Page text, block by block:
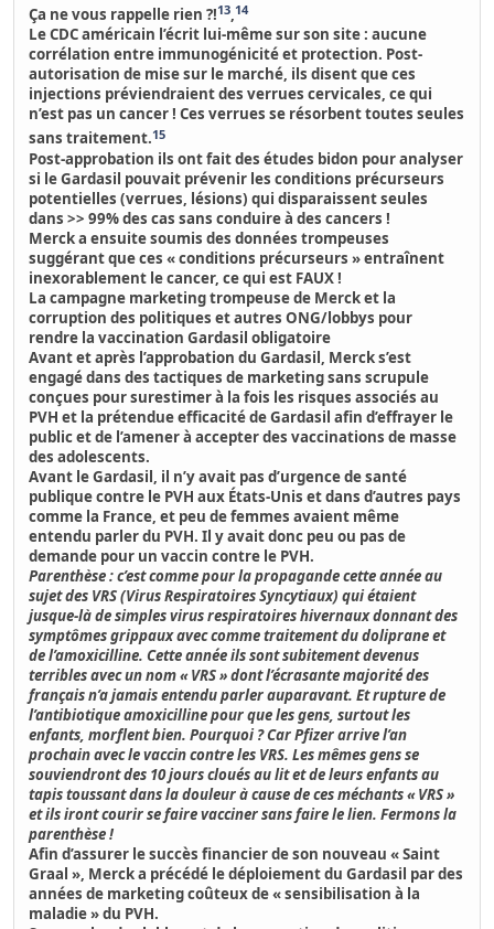
Ça ne vous rappelle rien ?!13,14
Le CDC américain l’écrit lui-même sur son site : aucune
corrélation entre immunogénicité et protection. Post-
autorisation de mise sur le marché, ils disent que ces
injections préviendraient des verrues cervicales, ce qui
n’est pas un cancer ! Ces verrues se résorbent toutes seules
sans traitement.15
Post-approbation ils ont fait des études bidon pour analyser
si le Gardasil pouvait prévenir les conditions précurseurs
potentielles (verrues, lésions) qui disparaissent seules
dans >> 99% des cas sans conduire à des cancers !
Merck a ensuite soumis des données trompeuses
suggérant que ces « conditions précurseurs » entraînent
inexorablement le cancer, ce qui est FAUX !
La campagne marketing trompeuse de Merck et la
corruption des politiques et autres ONG/lobbys pour
rendre la vaccination Gardasil obligatoire
Avant et après l’approbation du Gardasil, Merck s’est
engagé dans des tactiques de marketing sans scrupule
conçues poursurestimer à la fois les risques associés au
PVH et la prétendue efficacité de Gardasil afin d’effrayer le
public et de l’amener à accepter des vaccinations de masse
des adolescents.
Avant le Gardasil, il n’y avait pas d’urgence de santé
publique contre le PVH aux États-Unis et dans d’autres pays
comme la France, et peu de femmes avaient même
entendu parler du PVH. Il y avait donc peu ou pas de
demande pour un vaccin contre le PVH.
Parenthèse : c’est comme pour la propagande cette année au
sujet des VRS (Virus Respiratoires Syncytiaux) qui étaient
jusque-là de simples virus respiratoires hivernaux donnant des
symptômes grippaux avec comme traitement du doliprane et
de l’amoxicilline. Cette année ils sont subitement devenus
terribles avec un nom « VRS » dont l’écrasante majorité des
français n’a jamais entendu parler auparavant. Et rupture de
l’antibiotique amoxicilline pour que les gens, surtout les
enfants, morflent bien. Pourquoi ? Car Pfizer arrive l’an
prochain avec le vaccin contre les VRS. Les mêmes gens se
souviendront des 10 jours cloués au lit et de leurs enfants au
tapis toussant dans la douleur à cause de ces méchants « VRS »
et ils iront courir se faire vacciner sans faire le lien. Fermons la
parenthèse !
Afin d’assurer le succès financier de son nouveau « Saint
Graal », Merck a précédé le déploiement du Gardasil par des
années de marketing coûteux de « sensibilisation à la
maladie » du PVH.